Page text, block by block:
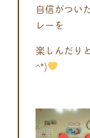
自信がつい
レーを
楽しんだり
^*)